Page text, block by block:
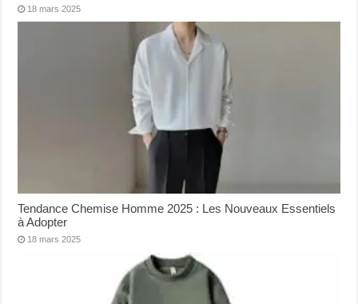
18 mars 2025
Tendance Chemise Homme 2025 : Les Nouveaux Essentiels
à Adopter
18 mars 2025